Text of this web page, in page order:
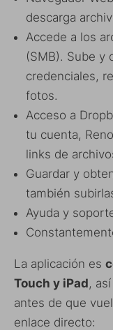
descarga
Accede a los
(SMB). Sube y
credenciales,
fotos.
Acceso a
tu cuenta,
links de
Guardar y
también
Ayuda y
La aplicación es
Touch y iPad,
antes de que
enlace directo: